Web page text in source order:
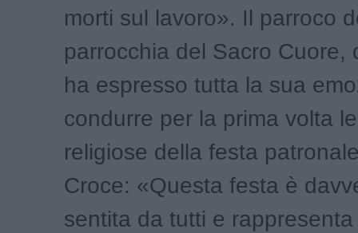
morti sul lavoro». Il parroco
parrocchia del Sacro Cuore,
ha espresso tutta la sua
condurre per la prima volta
religiose della festa
Croce: «Questa festa è
sentita da tutti e